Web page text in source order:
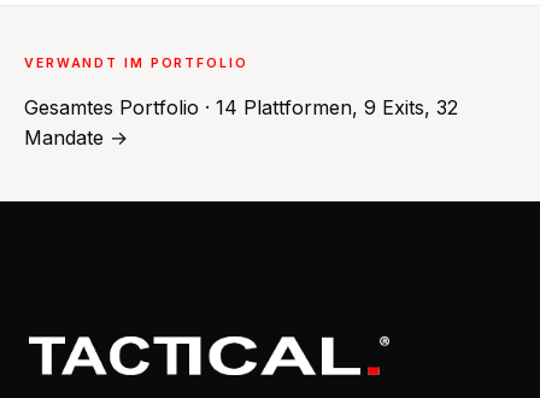
VERWANDT IM PORTFOLIO
Gesamtes Portfolio · 14 Plattformen, 9 Exits, 32
Mandate →